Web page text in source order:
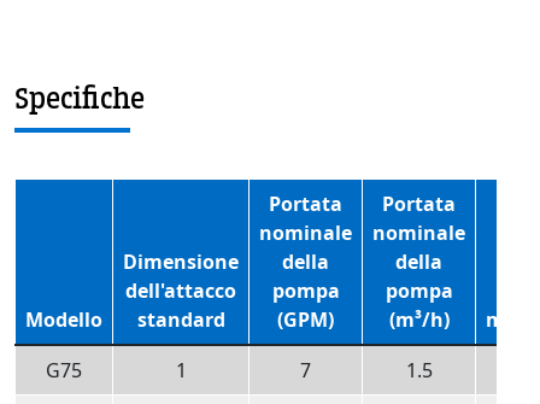
Specifiche
Modello
Dimensione
dell'attacco
standard
Portata
nominale
della
pompa
(GPM)
Portata
nominale
della
pompa
(m³/h)
G75
1 7 1.5